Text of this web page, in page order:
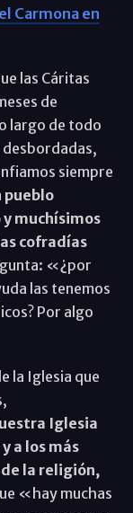
Carmona en
las Cáritas
de
largo de todo
siempre
pueblo
muchísimos
cofradías
«¿por
las tenemos
Por algo
la Iglesia que
Iglesia
a los más
la religión,
«hay muchas